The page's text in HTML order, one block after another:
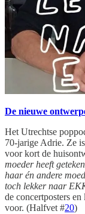
De nieuwe
Het Utrechtse
70-jarige Adrie. Ze
voor kort de
moeder heeft
haar én andere
toch lekker naar
de concertposters
voor. (Halfvet #20)